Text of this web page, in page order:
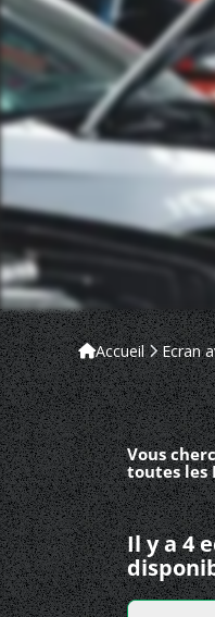
Accueil Ecran
Vous
toutes les
Il y a 4